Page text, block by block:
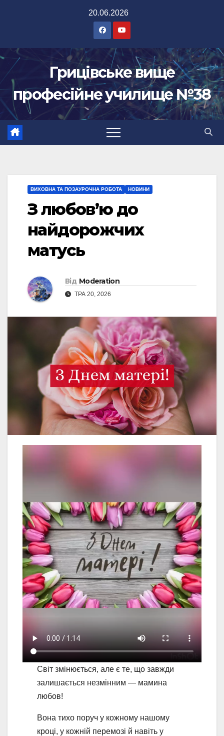
20.06.2026
Грицівське вище
професійне училище №38
ВИХОВНА ТА ПОЗАУРОЧНА РОБОТА НОВИНИ
З любов’ю до
найдорожчих
матусь
Від Moderation
ТРА 20, 2026
Світ змінюється, але є те, що завжди
залишається незмінним — мамина
любов!
Вона тихо поруч у кожному нашому
кроці, у кожній перемозі й навіть у